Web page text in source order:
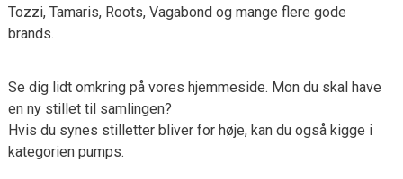
Tozzi, Tamaris, Roots, Vagabond og mange flere gode
brands.
Se dig lidt omkring på vores hjemmeside. Mon du skal have
en ny stillet til samlingen?
Hvis du synes stilletter bliver for høje, kan du også kigge i
kategorien pumps.